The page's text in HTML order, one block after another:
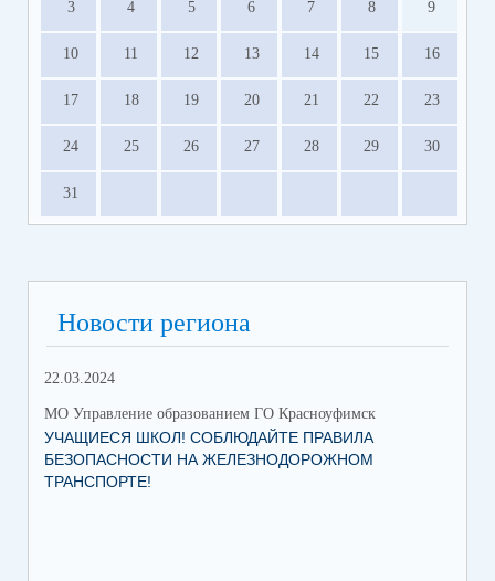
3 4 5 6 7 8 9
10 11 12 13 14 15 16
17 18 19 20 21 22 23
24 25 26 27 28 29 30
31
Новости региона
22.03.2024
МО Управление образованием ГО Красноуфимск
УЧАЩИЕСЯ ШКОЛ! СОБЛЮДАЙТЕ ПРАВИЛА
БЕЗОПАСНОСТИ НА ЖЕЛЕЗНОДОРОЖНОМ
ТРАНСПОРТЕ!